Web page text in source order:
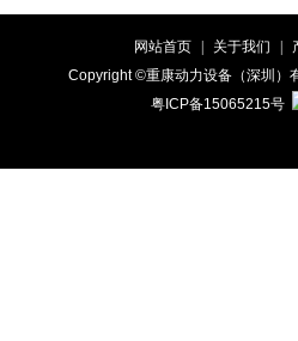
网站首页 关于我们
Copyright ©重康动力设备（深圳
粤ICP备15065215号